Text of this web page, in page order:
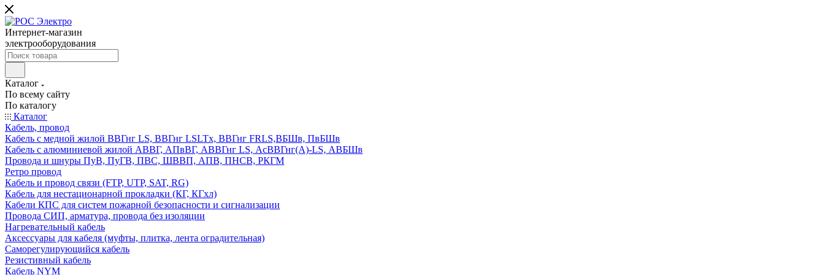
Интернет-магазин
электрооборудования
Каталог
По всему сайту
По каталогу
Каталог
Кабель, провод
Кабель с медной жилой ВВГнг LS, ВВГнг LSLTx, ВВГнг FRLS,ВБШв, ПвБШв
Кабель с алюминиевой жилой АВВГ, АПвВГ, АВВГнг LS, АсВВГнг(А)-LS, АВБШв
Провода и шнуры ПуВ, ПуГВ, ПВС, ШВВП, АПВ, ПНСВ, РКГМ
Ретро провод
Кабель и провод связи (FTP, UTP, SAT, RG)
Кабель для нестационарной прокладки (КГ, КГхл)
Кабели КПС для систем пожарной безопасности и сигнализации
Провода СИП, арматура, провода без изоляции
Нагревательный кабель
Аксессуары для кабеля (муфты, плитка, лента оградительная)
Саморегулирующийся кабель
Резистивный кабель
Кабель NYM